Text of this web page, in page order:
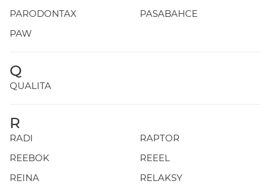
PARODONTAX
PASABAHCE
PAW
Q
QUALITA
R
RADI
RAPTOR
REEBOK
REEEL
REINA
RELAKSY